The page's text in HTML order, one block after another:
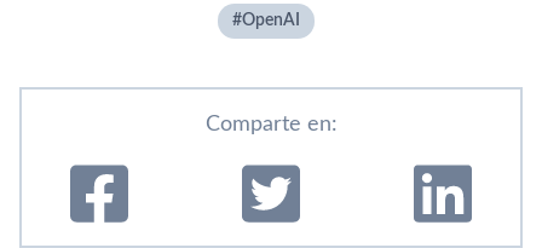
OpenAI
Comparte en: